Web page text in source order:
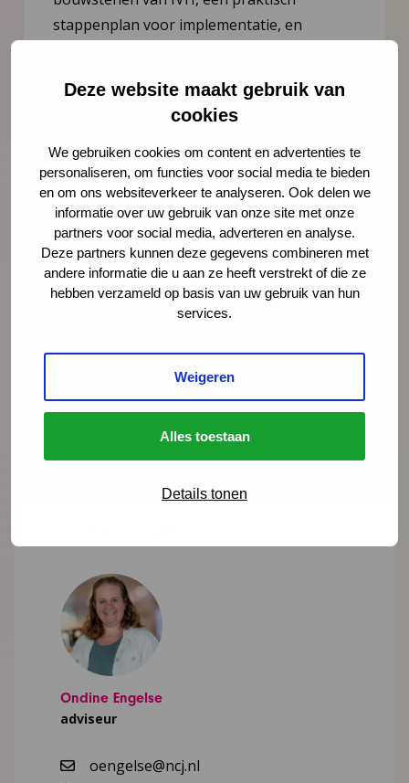
Deze website maakt gebruik van
cookies
We gebruiken cookies om content en advertenties te
personaliseren, om functies voor social media te bieden
en om ons websiteverkeer te analyseren. Ook delen we
informatie over uw gebruik van onze site met onze
partners voor social media, adverteren en analyse.
Deze partners kunnen deze gegevens combineren met
andere informatie die u aan ze heeft verstrekt of die ze
hebben verzameld op basis van uw gebruik van hun
services.
Weigeren
Alles toestaan
Details tonen
stappenplan voor implementatie, en
Veelgestelde vragen
Is IVH actief in onze regio?
gemeente, hoe werkt dit?
Hoe wordt IVH betaald?
Ondine Engelse
adviseur
oengelse@ncj.nl